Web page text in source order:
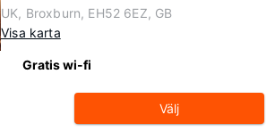
UK, Broxburn, EH52 6EZ, GB
Visa karta
Gratis wi-fi
Välj